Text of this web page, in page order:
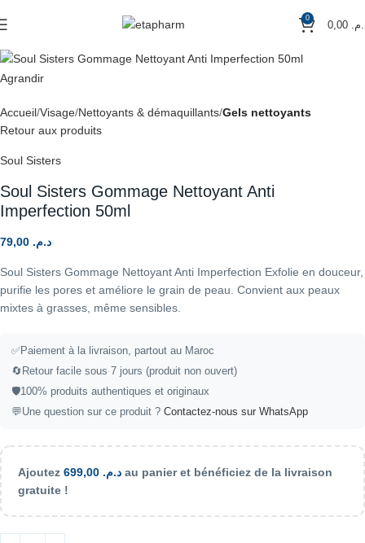
0
Agrandir
Accueil Visage Nettoyants & démaquillants Gels nettoyants
Retour aux produits
Soul Sisters
Soul Sisters Gommage Nettoyant Anti
Imperfection 50ml
د.م.
Soul Sisters Gommage Nettoyant Anti Imperfection Exfolie en douceur,
purifie les pores et améliore le grain de peau. Convient aux peaux
mixtes à grasses, même sensibles.
✅Paiement à la livraison, partout au Maroc
🔄Retour facile sous 7 jours (produit non ouvert)
🛡️100% produits authentiques et originaux
💬Une question sur ce produit ? Contactez-nous sur WhatsApp
Ajoutez د.م. au panier et bénéficiez de la livraison
gratuite !